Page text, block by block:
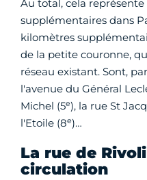
Au total, cela
supplémentaires dans
kilomètres
de la petite couronne,
réseau existant. Sont,
l'avenue du Général
Michel (5e), la rue St
l'Etoile (8e)…
La rue de
circulation